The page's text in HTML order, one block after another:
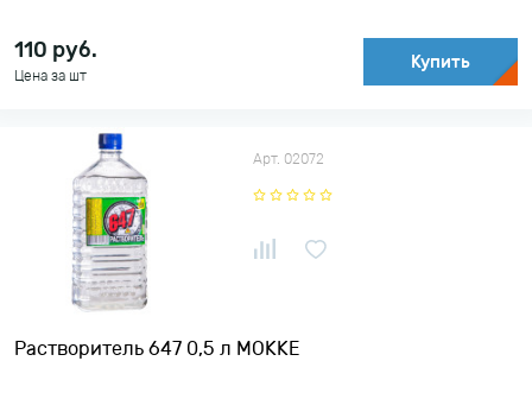
110 руб.
Цена за шт
Купить
Растворитель 647 0,5 л MOKKE
Арт. 02072